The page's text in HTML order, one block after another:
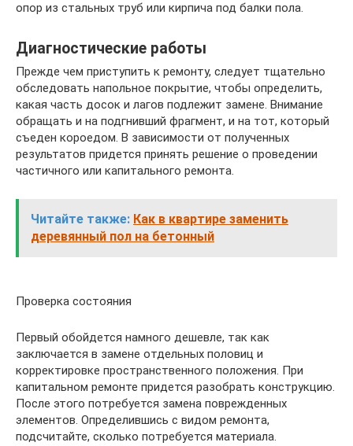
опор из стальных труб или кирпича под балки пола.
Диагностические работы
Прежде чем приступить к ремонту, следует тщательно
обследовать напольное покрытие, чтобы определить,
какая часть досок и лагов подлежит замене. Внимание
обращать и на подгнивший фрагмент, и на тот, который
съеден короедом. В зависимости от полученных
результатов придется принять решение о проведении
частичного или капитального ремонта.
Читайте также: Как в квартире заменить
деревянный пол на бетонный
Проверка состояния
Первый обойдется намного дешевле, так как
заключается в замене отдельных половиц и
корректировке пространственного положения. При
капитальном ремонте придется разобрать конструкцию.
После этого потребуется замена поврежденных
элементов. Определившись с видом ремонта,
подсчитайте, сколько потребуется материала.